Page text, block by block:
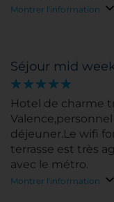
suberbe salle à
dernier étage. Et
Montrer l'information
Séjour mid
Hotel de charme
déjeuner.Le wifi
terrasse est très
avec le métro.
Montrer l'information